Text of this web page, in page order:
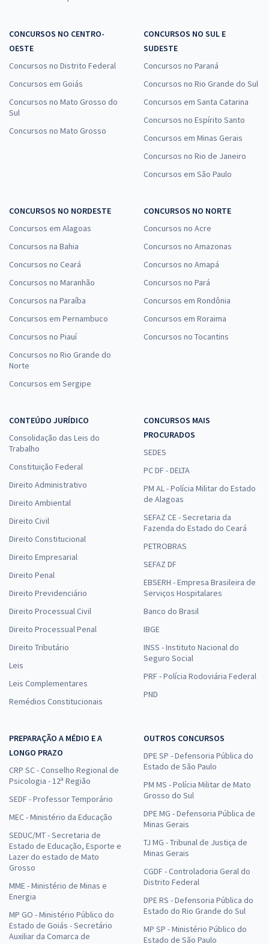
CONCURSOS NO CENTRO-
OESTE
Concursos no Distrito Federal
Concursos em Goiás
Concursos no Mato Grosso do
Sul
Concursos no Mato Grosso
CONCURSOS NO SUL E
SUDESTE
Concursos no Paraná
Concursos no Rio Grande do Sul
Concursos em Santa Catarina
Concursos no Espírito Santo
Concursos em Minas Gerais
Concursos no Rio de Janeiro
Concursos em São Paulo
CONCURSOS NO NORDESTE
Concursos em Alagoas
Concursos na Bahia
Concursos no Ceará
Concursos no Maranhão
Concursos na Paraíba
Concursos em Pernambuco
Concursos no Piauí
Concursos no Rio Grande do
Norte
Concursos em Sergipe
CONCURSOS NO NORTE
Concursos no Acre
Concursos no Amazonas
Concursos no Amapá
Concursos no Pará
Concursos em Rondônia
Concursos em Roraima
Concursos no Tocantins
CONTEÚDO JURÍDICO
Consolidação das Leis do
Trabalho
Constituição Federal
Direito Administrativo
Direito Ambiental
Direito Civil
Direito Constitucional
Direito Empresarial
Direito Penal
Direito Previdenciário
Direito Processual Civil
Direito Processual Penal
Direito Tributário
Leis
Leis Complementares
Remédios Constitucionais
CONCURSOS MAIS
PROCURADOS
SEDES
PC DF - DELTA
PM AL - Polícia Militar do Estado
de Alagoas
SEFAZ CE - Secretaria da
Fazenda do Estado do Ceará
PETROBRAS
SEFAZ DF
EBSERH - Empresa Brasileira de
Serviços Hospitalares
Banco do Brasil
IBGE
INSS - Instituto Nacional do
Seguro Social
PRF - Polícia Rodoviária Federal
PND
PREPARAÇÃO A MÉDIO E A
LONGO PRAZO
CRP SC - Conselho Regional de
Psicologia - 12ª Região
SEDF - Professor Temporário
MEC - Ministério da Educação
SEDUC/MT - Secretaria de
Estado de Educação, Esporte e
Lazer do estado de Mato
Grosso
MME - Ministério de Minas e
Energia
MP GO - Ministério Público do
Estado de Goiás - Secretário
Auxiliar da Comarca de
OUTROS CONCURSOS
DPE SP - Defensoria Pública do
Estado de São Paulo
PM MS - Polícia Militar de Mato
Grosso do Sul
DPE MG - Defensoria Pública de
Minas Gerais
TJ MG - Tribunal de Justiça de
Minas Gerais
CGDF - Controladoria Geral do
Distrito Federal
DPE RS - Defensoria Pública do
Estado do Rio Grande do Sul
MP SP - Ministério Público do
Estado de São Paulo